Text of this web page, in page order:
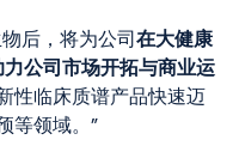
后，将为公司在大健康
公司市场开拓与商业运
性临床质谱产品快速迈
等领域。”